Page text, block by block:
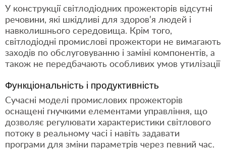
У конструкції світлодіодних прожекторів відсутні
речовини, які шкідливі для здоров’я людей і
навколишнього середовища. Крім того,
світлодіодні промислові прожектори не вимагають
заходів по обслуговуванню і заміні компонентів, а
також не передбачають особливих умов утилізації
Функціональність і продуктивність
Сучасні моделі промислових прожекторів
оснащені гнучкими елементами управління, що
дозволяє регулювати характеристики світлового
потоку в реальному часі і навіть задавати
програми для зміни параметрів через певний час.